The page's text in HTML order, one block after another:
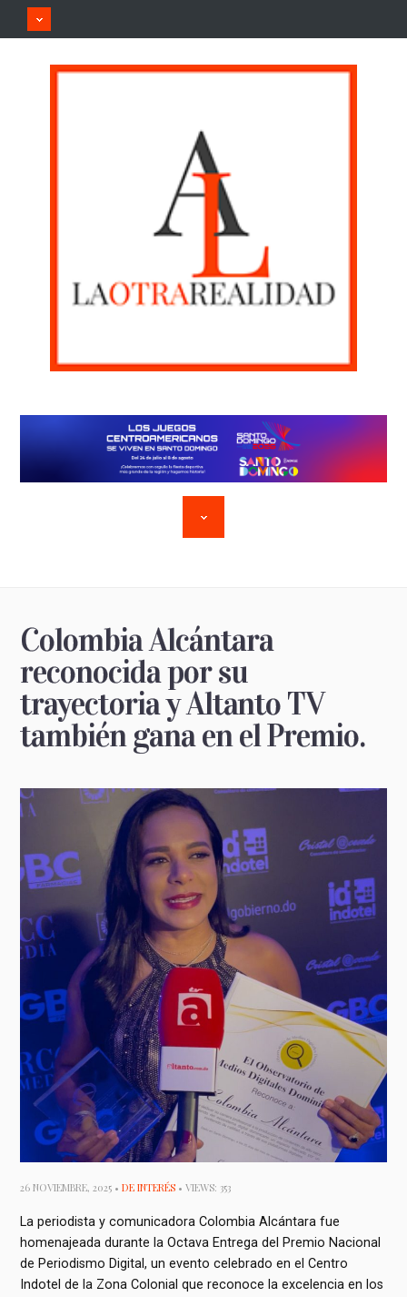
Colombia Alcántara
reconocida por su
trayectoria y Altanto TV
también gana en el Premio.
26 NOVIEMBRE, 2025 •DE INTERÉS • VIEWS: 353
La periodista y comunicadora Colombia Alcántara fue
homenajeada durante la Octava Entrega del Premio Nacional
de Periodismo Digital, un evento celebrado en el Centro
Indotel de la Zona Colonial que reconoce la excelencia en los